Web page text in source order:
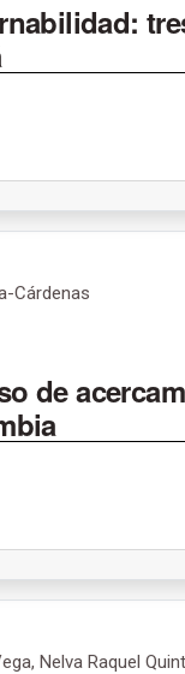
Cárdenas
de
Nelva Raquel